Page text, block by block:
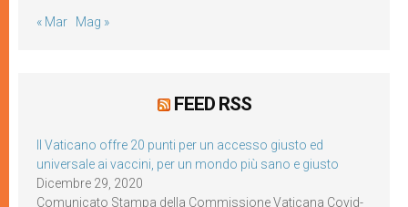
« Mar Mag »
FEED RSS
Il Vaticano offre 20 punti per un accesso giusto ed
universale ai vaccini, per un mondo più sano e giusto
Dicembre 29, 2020
Comunicato Stampa della Commissione Vaticana Covid-